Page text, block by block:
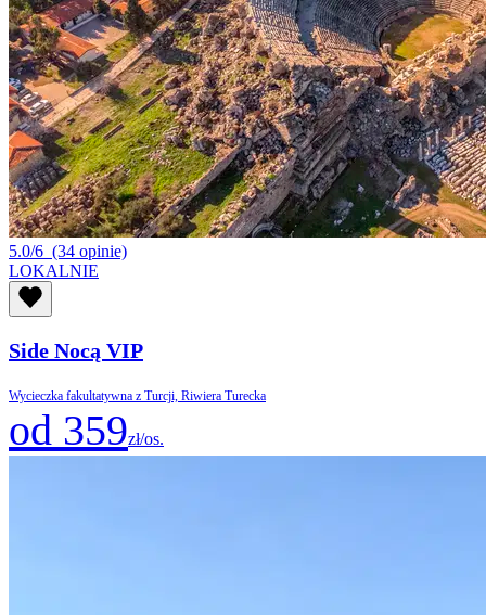
5.0/6 (34 opinie)
LOKALNIE
Side Nocą VIP
Wycieczka fakultatywna z Turcji, Riwiera Turecka
od 359zł/os.